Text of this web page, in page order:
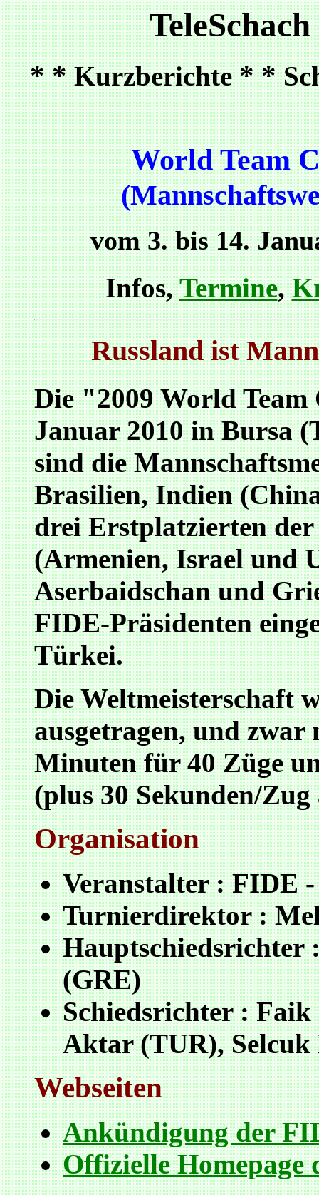
* *Kurzberichte* *
World Team
vom 3. bis 14.
Infos,Termine,
Russland ist
Die "2009 World
Januar 2010 in Bursa
sind die
Brasilien, Indien
drei Erstplatzierten der
(Armenien, Israel und
Aserbaidschan und
FIDE-Präsidenten
Türkei.
Die Weltmeisterschaft
ausgetragen, und zwar
Minuten für 40 Züge
(plus 30 Sekunden/Zug
Organisation
Veranstalter : FIDE
Turnierdirektor :
Hauptschiedsrichter
(GRE)
Schiedsrichter :
Aktar (TUR),
Webseiten
Ankündigung der
Offizielle Homepage